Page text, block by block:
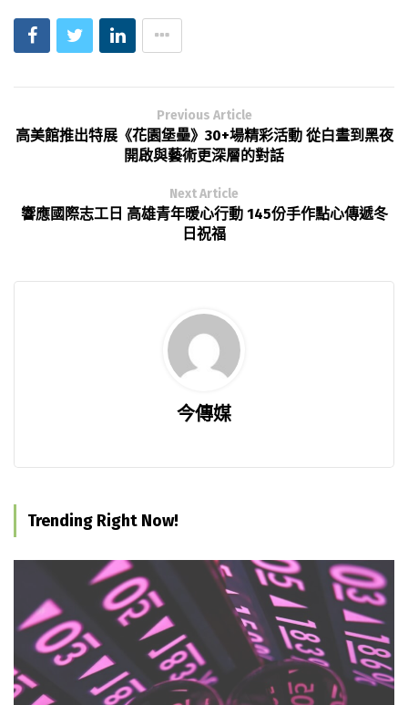
Previous Article
高美館推出特展《花園堡壘》30+場精彩活動 從白晝到黑夜
開啟與藝術更深層的對話
Next Article
響應國際志工日 高雄青年暖心行動 145份手作點心傳遞冬
日祝福
今傳媒
Trending Right Now!